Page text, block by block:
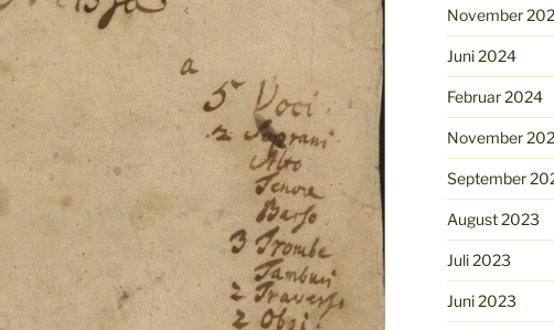
November
Juni 2024
Februar 2024
November
September
August 2023
Juli 2023
Juni 2023